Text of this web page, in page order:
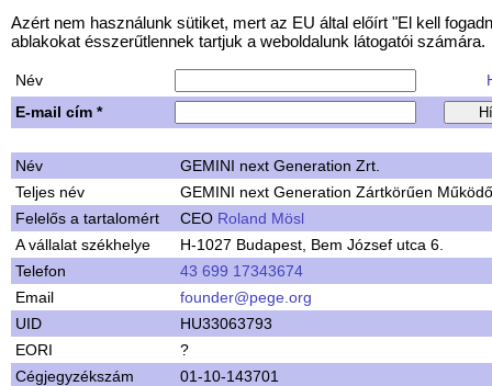
Azért nem használunk sütiket, mert az EU által előírt "El kell
ablakokat ésszerűtlennek tartjuk a weboldalunk látogatói számára.
Név
E-mail cím *
Név
GEMINI next Generation Zrt.
Teljes név
GEMINI next Generation Zártkörűen
Felelős a tartalomért
CEO Roland Mösl
A vállalat székhelye
H-1027 Budapest, Bem József utca 6.
Telefon
43 699 17343674
Email
founder@pege.org
UID
HU33063793
EORI
?
Cégjegyzékszám
01-10-143701